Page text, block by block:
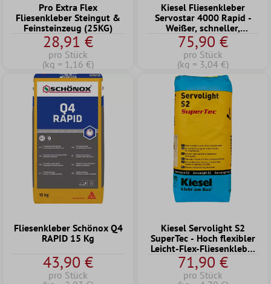
Pro Extra Flex
Fliesenkleber Steingut &
Feinsteinzeug (25KG)
28,91 €
pro Stück
(kg = 1,16 €)
Kiesel Fliesenkleber
Servostar 4000 Rapid -
Weißer, schneller,
flexibler Klebemörtel
(25Kg)
75,90 €
pro Stück
(kg = 3,04 €)
Fliesenkleber Schönox Q4
RAPID 15 Kg
43,90 €
pro Stück
Kiesel Servolight S2
SuperTec - Hoch flexibler
Leicht-Flex-Fliesenkleber
(15KG)
71,90 €
pro Stück